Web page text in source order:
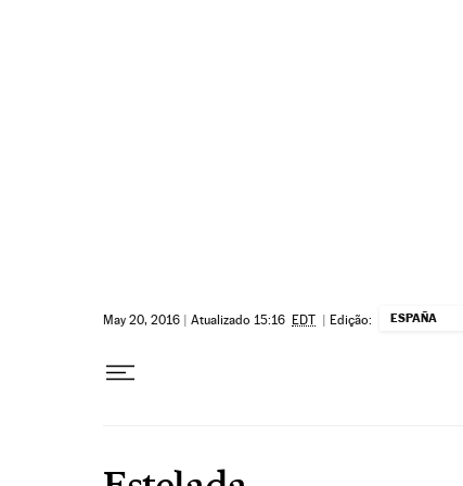
May 20, 2016 | Atualizado 15:16 EDT | Edição: ESPAÑA